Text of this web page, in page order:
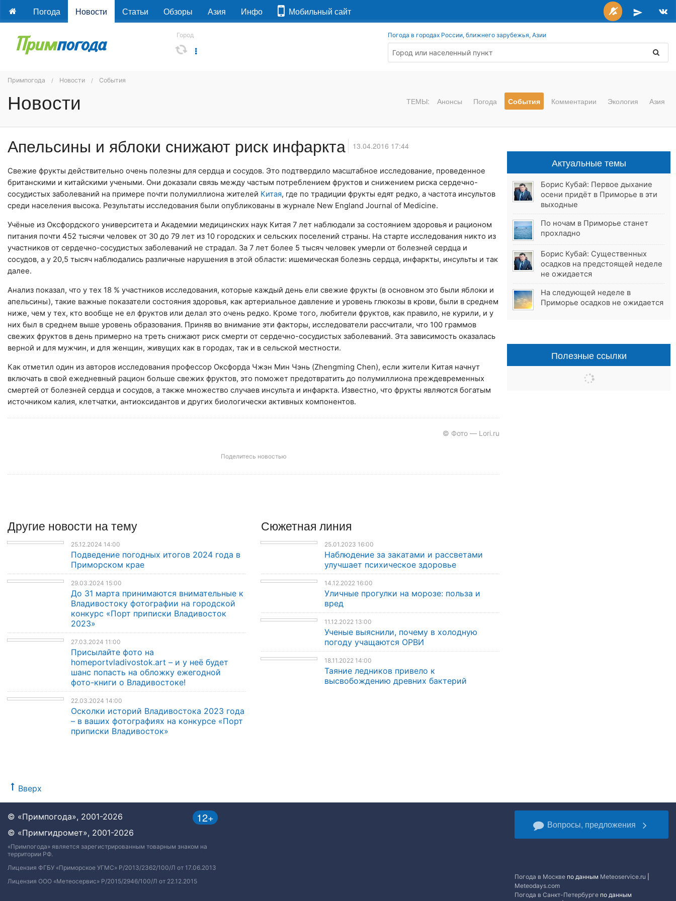
Погода Новости Статьи Обзоры Азия Инфо Мобильный сайт
Город Погода в городах России, ближнего зарубежья, Азии
Примпогода Новости События
Новости ТЕМЫ: Анонсы Погода События Комментарии Экология Азия
Апельсины и яблоки снижают риск инфаркта 13.04.2016 17:44
Свежие фрукты действительно очень полезны для сердца и сосудов. Это подтвердило масштабное исследование, проведенное
британскими и китайскими учеными. Они доказали связь между частым потреблением фруктов и снижением риска сердечно-
сосудистых заболеваний на примере почти полумиллиона жителей Китая, где по традиции фрукты едят редко, а частота инсультов
среди населения высока. Результаты исследования были опубликованы в журнале New England Journal of Medicine.
Учёные из Оксфордского университета и Академии медицинских наук Китая 7 лет наблюдали за состоянием здоровья и рационом
питания почти 452 тысячи человек от 30 до 79 лет из 10 городских и сельских поселений страны. На старте исследования никто из
участников от сердечно-сосудистых заболеваний не страдал. За 7 лет более 5 тысяч человек умерли от болезней сердца и
сосудов, а у 20,5 тысяч наблюдались различные нарушения в этой области: ишемическая болезнь сердца, инфаркты, инсульты и так
далее.
Анализ показал, что у тех 18 % участников исследования, которые каждый день ели свежие фрукты (в основном это были яблоки и
апельсины), такие важные показатели состояния здоровья, как артериальное давление и уровень глюкозы в крови, были в среднем
ниже, чем у тех, кто вообще не ел фруктов или делал это очень редко. Кроме того, любители фруктов, как правило, не курили, и у
них был в среднем выше уровень образования. Приняв во внимание эти факторы, исследователи рассчитали, что 100 граммов
свежих фруктов в день примерно на треть снижают риск смерти от сердечно-сосудистых заболеваний. Эта зависимость оказалась
верной и для мужчин, и для женщин, живущих как в городах, так и в сельской местности.
Как отметил один из авторов исследования профессор Оксфорда Чжэн Мин Чэнь (Zhengming Chen), если жители Китая начнут
включать в свой ежедневный рацион больше свежих фруктов, это поможет предотвратить до полумиллиона преждевременных
смертей от болезней сердца и сосудов, а также множество случаев инсульта и инфаркта. Известно, что фрукты являются богатым
источником калия, клетчатки, антиоксидантов и других биологически активных компонентов.
© Фото — Lori.ru
Поделитесь новостью
Другие новости на тему
25.12.2024 14:00
Подведение погодных итогов 2024 года в
Приморском крае
29.03.2024 15:00
До 31 марта принимаются внимательные к
Владивостоку фотографии на городской
конкурс «Порт приписки Владивосток
2023»
27.03.2024 11:00
Присылайте фото на
homeportvladivostok.art – и у неё будет
шанс попасть на обложку ежегодной
фото-книги о Владивостоке!
22.03.2024 14:00
Осколки историй Владивостока 2023 года
– в ваших фотографиях на конкурсе «Порт
приписки Владивосток»
Сюжетная линия
25.01.2023 16:00
Наблюдение за закатами и рассветами
улучшает психическое здоровье
14.12.2022 16:00
Уличные прогулки на морозе: польза и
вред
11.12.2022 13:00
Ученые выяснили, почему в холодную
погоду учащаются ОРВИ
18.11.2022 14:00
Таяние ледников привело к
высвобождению древних бактерий
Вверх
Актуальные темы
Борис Кубай: Первое дыхание
осени придёт в Приморье в эти
выходные
По ночам в Приморье станет
прохладно
Борис Кубай: Существенных
осадков на предстоящей неделе
не ожидается
На следующей неделе в
Приморье осадков не ожидается
Полезные ссылки
12+
© «Примпогода», 2001-2026
© «Примгидромет», 2001-2026
«Примпогода» является зарегистрированным товарным знаком на
территории РФ.
Лицензия ФГБУ «Приморское УГМС» Р/2013/2362/100/Л от 17.06.2013
Лицензия ООО «Метеосервис» Р/2015/2946/100/Л от 22.12.2015
Вопросы, предложения
Погода в Москве по данным Meteoservice.ru
Meteodays.com
Погода в Санкт-Петербурге по данным